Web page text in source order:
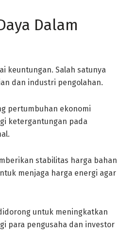
Dalam
keuntungan. Salah satunya
dan industri pengolahan.
pertumbuhan ekonomi
ketergantungan pada
stabilitas harga bahan
menjaga harga energi agar
untuk meningkatkan
para pengusaha dan investor